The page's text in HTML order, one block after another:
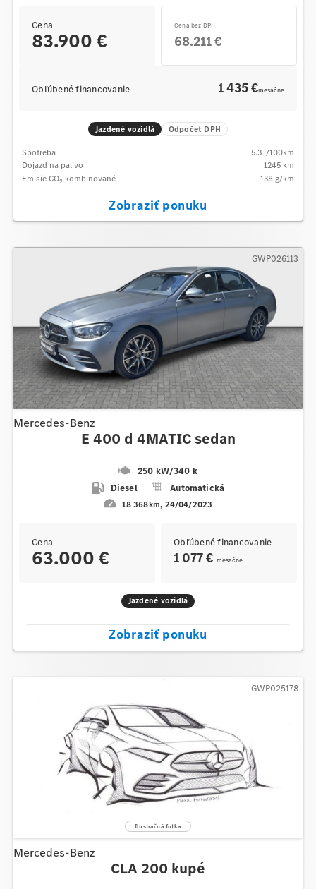
Cena
83.900 €
Cena bez DPH
68.211 €
Obľúbené financovanie 1 435 €mesačne
Jazdené vozidlá Odpočet DPH
Spotreba 5.3 l/100km
Dojazd na palivo
1245 km
Emisie CO2 kombinované 138 g/km
Zobraziť ponuku
Mercedes-Benz
E 400 d 4MATIC sedan
250 kW/340 k
Diesel
Automatická
18 368km 24/04/2023
GWP026113
Cena
63.000 €
Obľúbené financovanie
1 077 € mesačne
Jazdené vozidlá
Zobraziť ponuku
Mercedes-Benz
CLA 200 kupé
GWP025178